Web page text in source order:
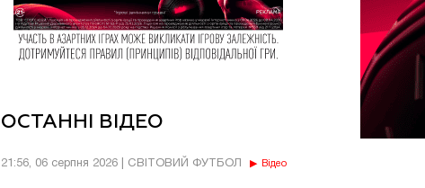
ОСТАННІ ВІДЕО
21:56, 06 серпня 2026 | СВІТОВИЙ ФУТБОЛ Відео